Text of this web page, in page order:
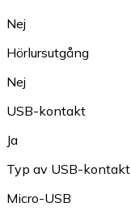
Nej
Hörlursutgång
Nej
USB-kontakt
Ja
Typ av USB-kontakt
Micro-USB